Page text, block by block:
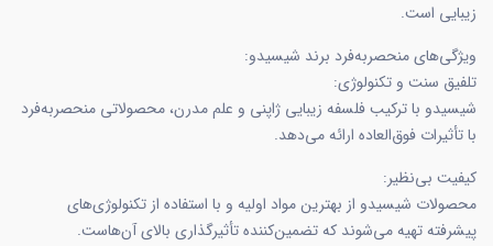
زیبایی است.
ویژگی‌های منحصربه‌فرد برند شیسیدو:
تلفیق سنت و تکنولوژی:
شیسیدو با ترکیب فلسفه زیبایی ژاپنی و علم مدرن، محصولاتی منحصر‌به‌فرد
با تأثیرات فوق‌العاده ارائه می‌دهد.
کیفیت بی‌نظیر:
محصولات شیسیدو از بهترین مواد اولیه و با استفاده از تکنولوژی‌های
پیشرفته تهیه می‌شوند که تضمین‌کننده تأثیرگذاری بالای آن‌هاست.